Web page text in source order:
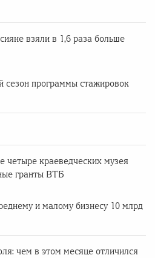
взяли в 1,6 раза больше
сезон программы стажировок
четыре краеведческих музея
гранты ВТБ
и малому бизнесу 10 млрд
чем в этом месяце отличился